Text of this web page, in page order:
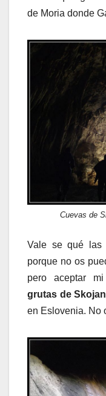
de Moria donde
Cuevas de
Vale se qué las
porque no os
pero aceptar
grutas de Skojan
en Eslovenia. No